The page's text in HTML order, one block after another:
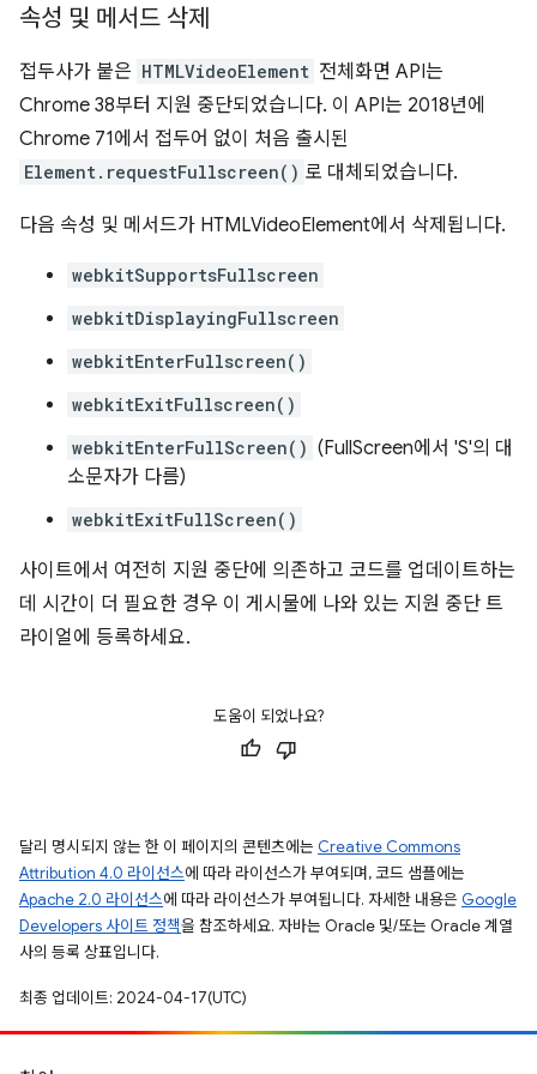
속성 및 메서드 삭제
접두사가 붙은 HTMLVideoElement 전체화면 API는
Chrome 38부터 지원 중단되었습니다. 이 API는 2018년에
Chrome 71에서 접두어 없이 처음 출시된
Element.requestFullscreen() 로 대체되었습니다.
다음 속성 및 메서드가 HTMLVideoElement에서 삭제됩니다.
webkitSupportsFullscreen
webkitDisplayingFullscreen
webkitEnterFullscreen()
webkitExitFullscreen()
webkitEnterFullScreen() (FullScreen에서 'S'의 대
소문자가 다름)
webkitExitFullScreen()
사이트에서 여전히 지원 중단에 의존하고 코드를 업데이트하는
데 시간이 더 필요한 경우 이 게시물에 나와 있는 지원 중단 트
라이얼에 등록하세요.
도움이 되었나요?
달리 명시되지 않는 한 이 페이지의 콘텐츠에는 Creative Commons
Attribution 4.0 라이선스에 따라 라이선스가 부여되며, 코드 샘플에는
Apache 2.0 라이선스에 따라 라이선스가 부여됩니다. 자세한 내용은 Google
Developers 사이트 정책을 참조하세요. 자바는 Oracle 및/또는 Oracle 계열
사의 등록 상표입니다.
최종 업데이트: 2024-04-17(UTC)